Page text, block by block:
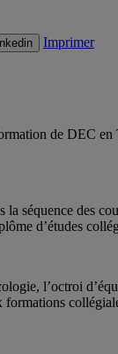
Imprimer
de DEC
séquence des
d’études
l’octroi
formations